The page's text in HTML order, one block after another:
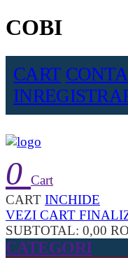
COBI
CART
0 Cart
CART INCHIDE
VEZI CART
SUBTOTAL: 0,00
CATEGORI